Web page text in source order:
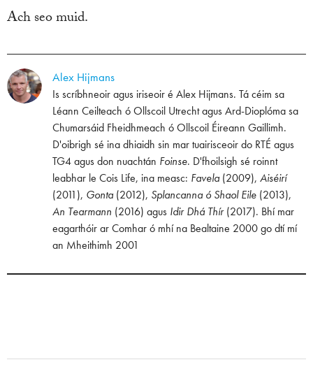
Ach seo muid.
Alex Hijmans
Is scríbhneoir agus iriseoir é Alex Hijmans. Tá céim sa
Léann Ceilteach ó Ollscoil Utrecht agus Ard-Dioplóma sa
Chumarsáid Fheidhmeach ó Ollscoil Éireann Gaillimh.
D'oibrigh sé ina dhiaidh sin mar tuairisceoir do RTÉ agus
TG4 agus don nuachtán Foinse. D'fhoilsigh sé roinnt
leabhar le Cois Life, ina measc: Favela(2009), Aiséirí
(2011), Gonta(2012), Splancanna ó Shaol Eile (2013),
An Tearmann (2016) agus Idir Dhá Thír(2017). Bhí mar
eagarthóir ar Comhar ó mhí na Bealtaine 2000 go dtí mí
an Mheithimh 2001